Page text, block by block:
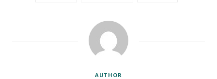
AUTHOR